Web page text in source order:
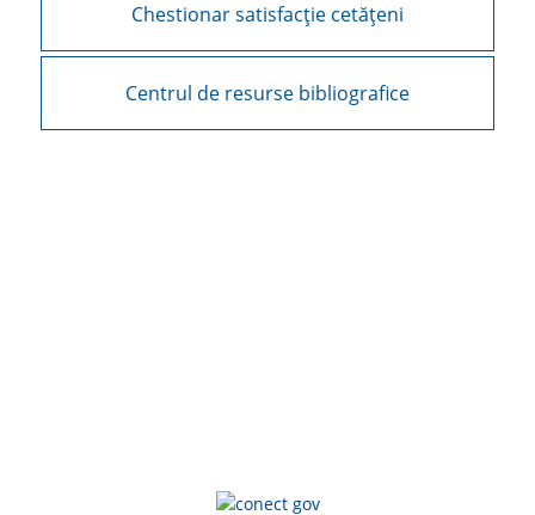
Chestionar satisfacție cetățeni
Centrul de resurse bibliografice